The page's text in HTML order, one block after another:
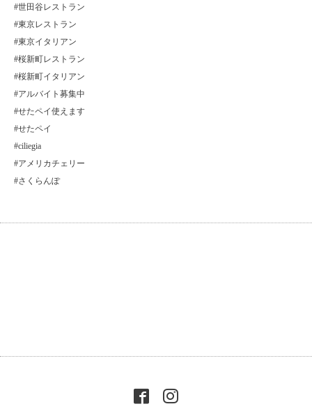
#世田谷レストラン
#東京レストラン
#東京イタリアン
#桜新町レストラン
#桜新町イタリアン
#アルバイト募集中
#せたペイ使えます
#せたペイ
#ciliegia
#アメリカチェリー
#さくらんぽ